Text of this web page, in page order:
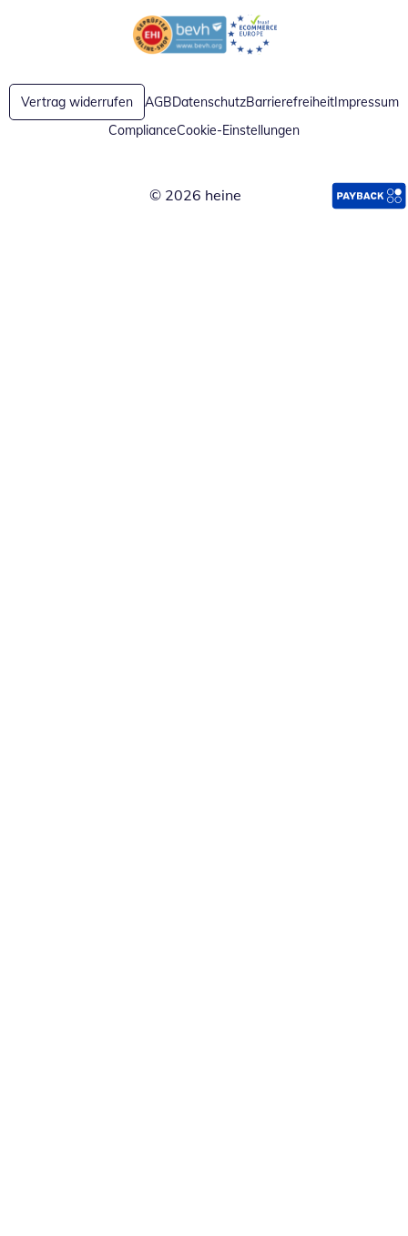
Öffnet in neuem FensterÖffnet in neuem Fenster
Vertrag widerrufen AGBDatenschutzBarrierefreiheitImpressum
ComplianceCookie-Einstellungen
© 2026 heine